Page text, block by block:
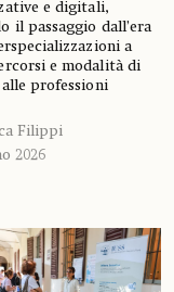
e digitali,
il passaggio dall’era
a
e modalità di
alle professioni
Filippi
2026